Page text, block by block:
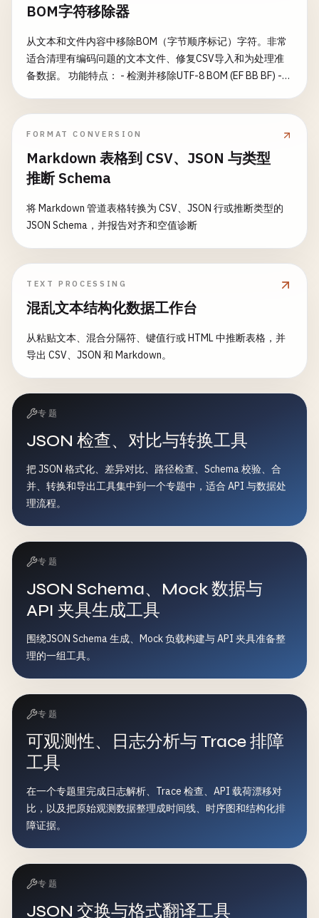
BOM字符移除器
从文本和文件内容中移除BOM（字节顺序标记）字符。非常
适合清理有编码问题的文本文件、修复CSV导入和为处理准
备数据。 功能特点： - 检测并移除UTF-8 BOM (EF BB BF) -
JSON解析准备数据 - 修复XML解析问题 - 解决API数据编码冲
突 - 标准化文本数据格式
FORMAT CONVERSION
Markdown 表格到 CSV、JSON 与类型
推断 Schema
将 Markdown 管道表格转换为 CSV、JSON 行或推断类型的
JSON Schema，并报告对齐和空值诊断
TEXT PROCESSING
混乱文本结构化数据工作台
从粘贴文本、混合分隔符、键值行或 HTML 中推断表格，并
导出 CSV、JSON 和 Markdown。
专题
JSON 检查、对比与转换工具
把 JSON 格式化、差异对比、路径检查、Schema 校验、合
并、转换和导出工具集中到一个专题中，适合 API 与数据处
理流程。
专题
JSON Schema、Mock 数据与
API 夹具生成工具
围绕JSON Schema 生成、Mock 负载构建与 API 夹具准备整
理的一组工具。
专题
可观测性、日志分析与 Trace 排障
工具
在一个专题里完成日志解析、Trace 检查、API 载荷漂移对
比，以及把原始观测数据整理成时间线、时序图和结构化排
障证据。
专题
JSON 交换与格式翻译工具